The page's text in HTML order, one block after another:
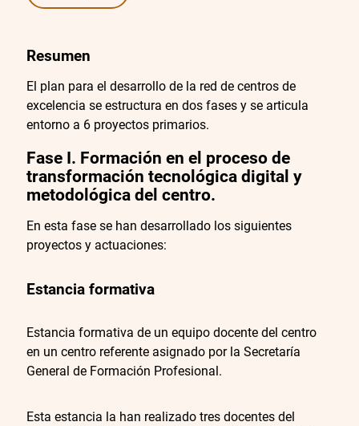
Resumen
El plan para el desarrollo de la red de centros de
excelencia se estructura en dos fases y se articula
entorno a 6 proyectos primarios.
Fase I. Formación en el proceso de
transformación tecnológica digital y
metodológica del centro.
En esta fase se han desarrollado los siguientes
proyectos y actuaciones:
Estancia formativa
Estancia formativa de un equipo docente del centro
en un centro referente asignado por la Secretaría
General de Formación Profesional.
Esta estancia la han realizado tres docentes del